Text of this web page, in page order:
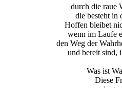
durch die raue
die besteht in
Hoffen bleibet
wenn im Laufe
den Weg der
und bereit sind,
Was ist
Diese